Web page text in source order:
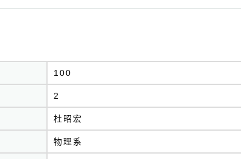
100
2
杜昭宏
物理系